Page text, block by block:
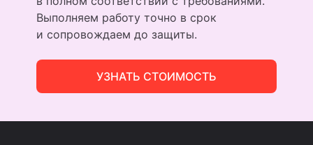
Выполняем работу точно в срок
и сопровождаем до защиты.
УЗНАТЬ СТОИМОСТЬ